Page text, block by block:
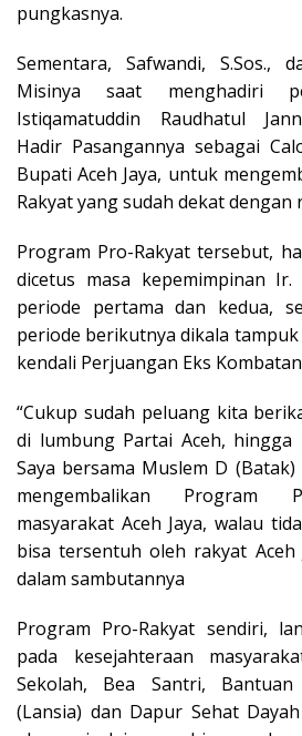
pungkasnya.
Sementara, Safwandi, S.Sos.,
Misinya saat menghadiri
Istiqamatuddin Raudhatul
Hadir Pasangannya sebagai
Bupati Aceh Jaya, untuk
Rakyat yang sudah dekat dengan
Program Pro-Rakyat tersebut,
dicetus masa kepemimpinan Ir.
periode pertama dan kedua,
periode berikutnya dikala
kendali Perjuangan Eks Kombatan
“Cukup sudah peluang kita
di lumbung Partai Aceh, hingga
Saya bersama Muslem D
mengembalikan Program
masyarakat Aceh Jaya, walau
bisa tersentuh oleh rakyat Aceh
dalam sambutannya
Program Pro-Rakyat sendiri,
pada kesejahteraan
Sekolah, Bea Santri,
(Lansia) dan Dapur Sehat